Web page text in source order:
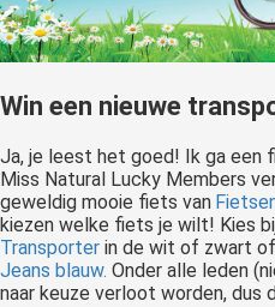
Win een nieuwe
Ja, je leest het goed! Ik ga een
Miss Natural Lucky Members
geweldig mooie fiets van
kiezen welke fiets je wilt! Kies
Transporter in de wit of zwart
Jeans blauw. Onder alle leden
naar keuze verloot worden, dus